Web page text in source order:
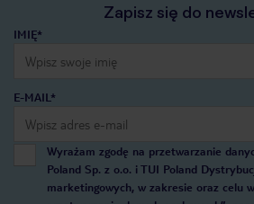
Zapisz się do
IMIĘ*
E-MAIL*
Wyrażam zgodę na przetwarzanie
Poland Sp. z o.o. i TUI Poland
marketingowych, w zakresie oraz celu